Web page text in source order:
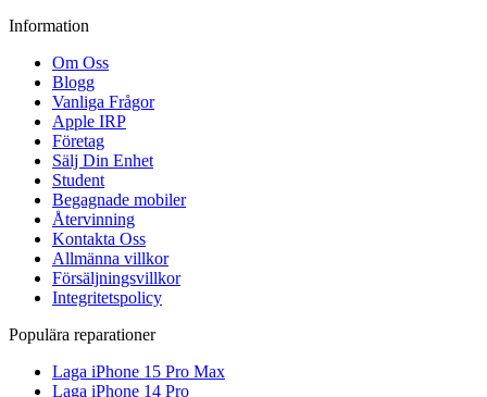
Information
Om Oss
Blogg
Vanliga Frågor
Apple IRP
Företag
Sälj Din Enhet
Student
Begagnade mobiler
Återvinning
Kontakta Oss
Allmänna villkor
Försäljningsvillkor
Integritetspolicy
Populära reparationer
Laga iPhone 15 Pro Max
Laga iPhone 14 Pro